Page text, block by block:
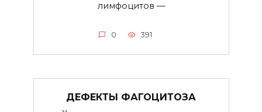
лимфоцитов —
0 391
ДЕФЕКТЫ ФАГОЦИТОЗА